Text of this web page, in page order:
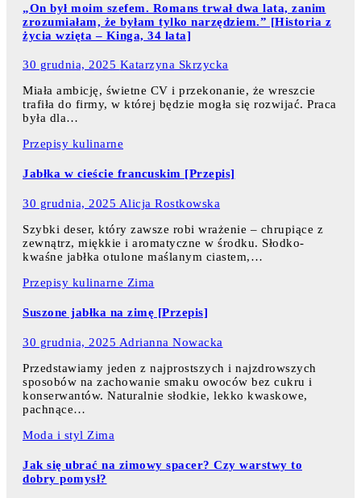
„On był moim szefem. Romans trwał dwa lata, zanim
zrozumiałam, że byłam tylko narzędziem.” [Historia z
życia wzięta – Kinga, 34 lata]
30 grudnia, 2025 Katarzyna Skrzycka
Miała ambicję, świetne CV i przekonanie, że wreszcie
trafiła do firmy, w której będzie mogła się rozwijać. Praca
była dla…
Przepisy kulinarne
Jabłka w cieście francuskim [Przepis]
30 grudnia, 2025 Alicja Rostkowska
Szybki deser, który zawsze robi wrażenie – chrupiące z
zewnątrz, miękkie i aromatyczne w środku. Słodko-
kwaśne jabłka otulone maślanym ciastem,…
Przepisy kulinarne Zima
Suszone jabłka na zimę [Przepis]
30 grudnia, 2025 Adrianna Nowacka
Przedstawiamy jeden z najprostszych i najzdrowszych
sposobów na zachowanie smaku owoców bez cukru i
konserwantów. Naturalnie słodkie, lekko kwaskowe,
pachnące…
Moda i styl Zima
Jak się ubrać na zimowy spacer? Czy warstwy to
dobry pomysł?